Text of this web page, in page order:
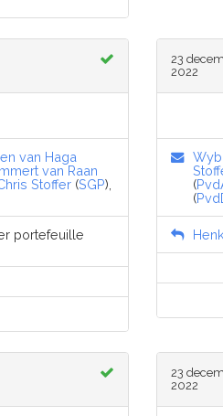
van Haga
van Raan
Stoffer (SGP),
portefeuille
23
2022
(
(
23
2022